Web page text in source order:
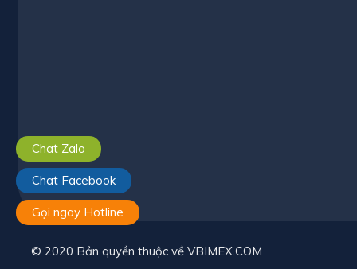
© 2020 Bản quyền thuộc về VBIMEX.COM
Chat Zalo
Chat Facebook
Gọi ngay Hotline